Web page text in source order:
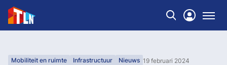
Mobiliteit en ruimte Infrastructuur Nieuws 19 februari 2024